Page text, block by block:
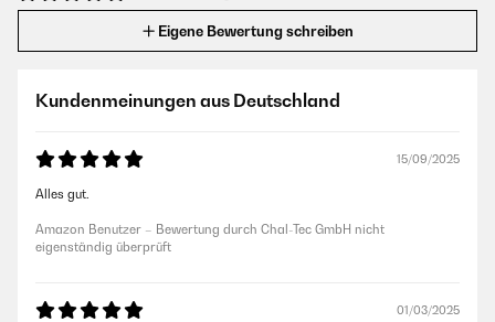
Eigene Bewertung schreiben
Kundenmeinungen aus Deutschland
15/09/2025
Alles gut.
Amazon Benutzer – Bewertung durch Chal-Tec GmbH nicht
eigenständig überprüft
01/03/2025